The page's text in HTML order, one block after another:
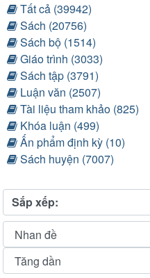
Tất cả (39942)
Sách (20756)
Sách bộ (1514)
Giáo trình (3033)
Sách tập (3791)
Luận văn (2507)
Tài liệu tham khảo (825)
Khóa luận (499)
Ấn phẩm định kỳ (10)
Sách huyện (7007)
Sắp xếp: